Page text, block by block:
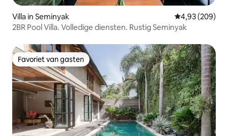
Villa in Seminyak Gemiddelde
4,93 (209)
2BR Pool Villa. Volledige diensten. Rustig Seminyak
Favoriet van gasten
Favoriet van gasten